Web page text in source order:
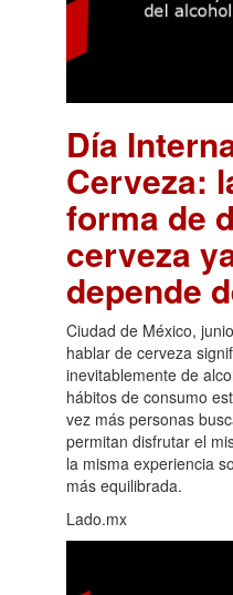
Día
Cerveza:
forma de
cerveza
depende
Ciudad de México,
hablar de cerveza
inevitablemente de
hábitos de consumo
vez más personas
permitan disfrutar el
la misma experiencia
más equilibrada.
Lado.mx